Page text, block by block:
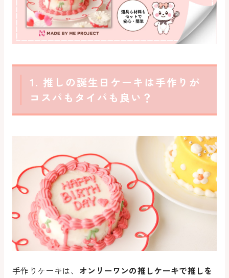
1. 推しの誕生日ケーキは手作りが
コスパもタイパも良い？
手作りケーキは、 オンリーワンの推しケーキで推しを